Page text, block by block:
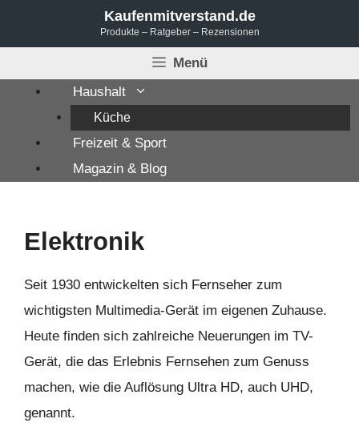
Kaufenmitverstand.de
Produkte – Ratgeber – Rezensionen
Menü
Haushalt
Küche
Freizeit & Sport
Magazin & Blog
Elektronik
Seit 1930 entwickelten sich Fernseher zum
wichtigsten Multimedia-Gerät im eigenen Zuhause.
Heute finden sich zahlreiche Neuerungen im TV-
Gerät, die das Erlebnis Fernsehen zum Genuss
machen, wie die Auflösung Ultra HD, auch UHD,
genannt.